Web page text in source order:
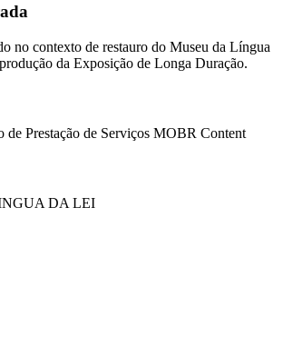
no contexto de restauro do Museu da Língua
da Exposição de Longa Duração.
Prestação de Serviços MOBR Content
DA LEI